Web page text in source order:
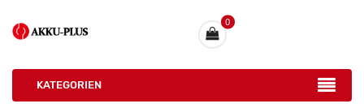
0
KATEGORIEN